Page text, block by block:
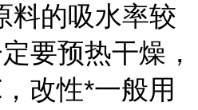
吸水率较
要预热干燥，
改性*一般用